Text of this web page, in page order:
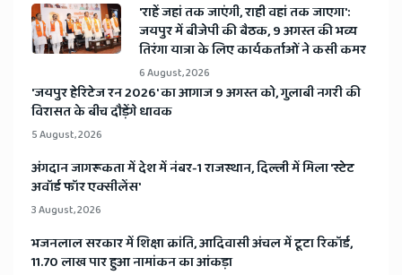
'राहें जहां तक जाएंगी, राही वहां तक जाएगा':
जयपुर में बीजेपी की बैठक, 9 अगस्त की भव्य
तिरंगा यात्रा के लिए कार्यकर्ताओं ने कसी कमर
6 August, 2026
​'जयपुर हेरिटेज रन 2026' का आगाज 9 अगस्त को, गुलाबी नगरी की
विरासत के बीच दौड़ेंगे धावक
5 August, 2026
अंगदान जागरूकता में देश में नंबर-1 राजस्थान, दिल्ली में मिला 'स्टेट
अवॉर्ड फॉर एक्सीलेंस'
3 August, 2026
भजनलाल सरकार में शिक्षा क्रांति, आदिवासी अंचल में टूटा रिकॉर्ड,
11.70 लाख पार हुआ नामांकन का आंकड़ा